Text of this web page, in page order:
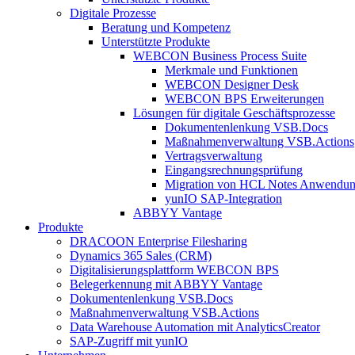
Digitale Prozesse
Beratung und Kompetenz
Unterstützte Produkte
WEBCON Business Process Suite
Merkmale und Funktionen
WEBCON Designer Desk
WEBCON BPS Erweiterungen
Lösungen für digitale Geschäftsprozesse
Dokumentenlenkung VSB.Docs
Maßnahmenverwaltung VSB.Actions
Vertragsverwaltung
Eingangsrechnungs­prüfung
Migration von HCL Notes
yunIO SAP-Integration
ABBYY Vantage
Produkte
DRACOON Enterprise Filesharing
Dynamics 365 Sales (CRM)
Digitalisierungsplattform WEBCON BPS
Belegerkennung mit ABBYY Vantage
Dokumentenlenkung VSB.Docs
Maßnahmenverwaltung VSB.Actions
Data Warehouse Automation mit AnalyticsCreator
SAP-Zugriff mit yunIO